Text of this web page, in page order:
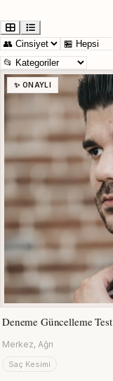
✨ ONAYLI
Deneme Güncelleme Test
Merkez, Ağrı
Saç Kesimi